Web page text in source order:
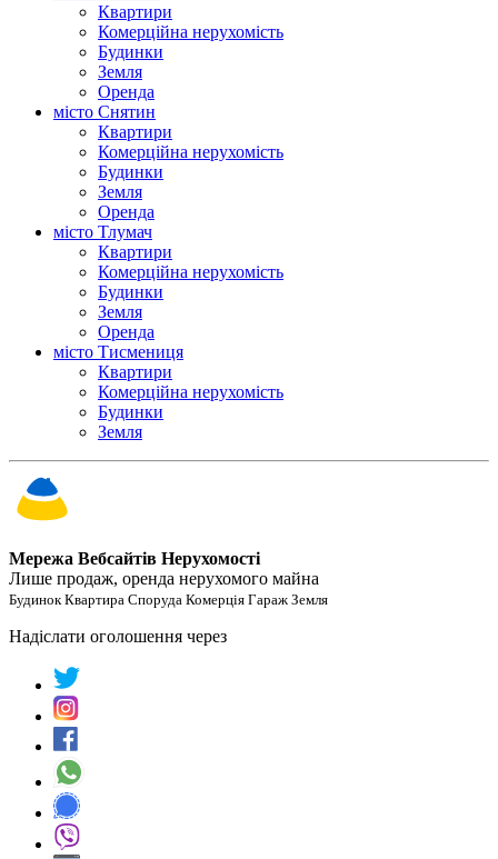
Квартири
Комерційна нерухомість
Будинки
Земля
Оренда
місто Снятин
Квартири
Комерційна нерухомість
Будинки
Земля
Оренда
місто Тлумач
Квартири
Комерційна нерухомість
Будинки
Земля
Оренда
місто Тисмениця
Квартири
Комерційна нерухомість
Будинки
Земля
Мережа Вебсайтів Нерухомості
Лише продаж, оренда нерухомого майна
Будинок Квартира Споруда Комерція Гараж Земля
Надіслати оголошення через